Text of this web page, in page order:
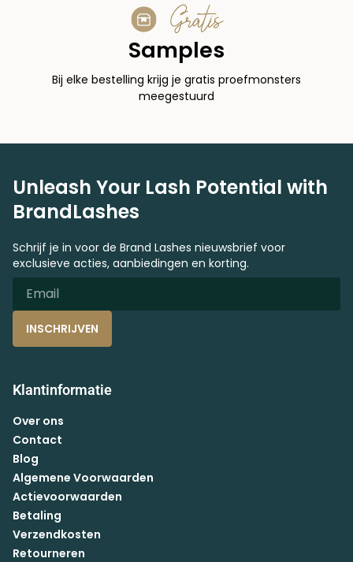
Gratis
Samples
Bij elke bestelling krijg je gratis proefmonsters
meegestuurd
Unleash Your Lash Potential with
BrandLashes
Schrijf je in voor de Brand Lashes nieuwsbrief voor
exclusieve acties, aanbiedingen en korting.
INSCHRIJVEN
Klantinformatie
Over ons
Contact
Blog
Algemene Voorwaarden
Actievoorwaarden
Betaling
Verzendkosten
Retourneren